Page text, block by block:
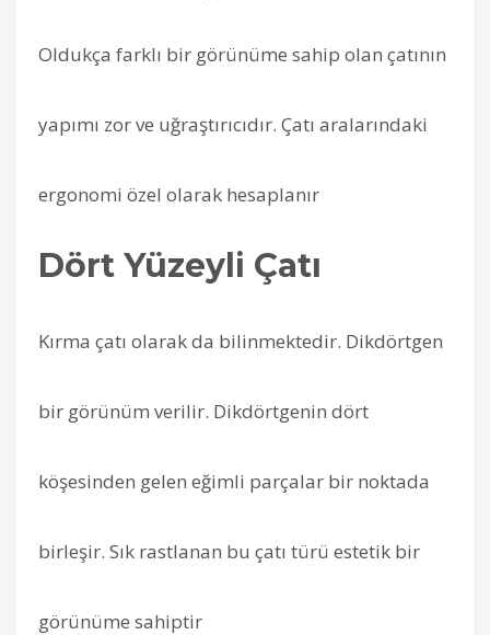
Oldukça farklı bir görünüme sahip olan çatının
yapımı zor ve uğraştırıcıdır. Çatı aralarındaki
ergonomi özel olarak hesaplanır
Dört Yüzeyli Çatı
Kırma çatı olarak da bilinmektedir. Dikdörtgen
bir görünüm verilir. Dikdörtgenin dört
köşesinden gelen eğimli parçalar bir noktada
birleşir. Sık rastlanan bu çatı türü estetik bir
görünüme sahiptir